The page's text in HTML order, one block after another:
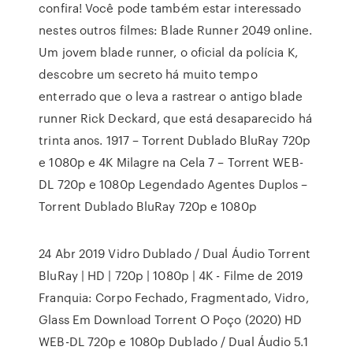
confira! Você pode também estar interessado
nestes outros filmes: Blade Runner 2049 online.
Um jovem blade runner, o oficial da polícia K,
descobre um secreto há muito tempo
enterrado que o leva a rastrear o antigo blade
runner Rick Deckard, que está desaparecido há
trinta anos. 1917 – Torrent Dublado BluRay 720p
e 1080p e 4K Milagre na Cela 7 – Torrent WEB-
DL 720p e 1080p Legendado Agentes Duplos –
Torrent Dublado BluRay 720p e 1080p
24 Abr 2019 Vidro Dublado / Dual Áudio Torrent
BluRay | HD | 720p | 1080p | 4K - Filme de 2019
Franquia: Corpo Fechado, Fragmentado, Vidro,
Glass Em Download Torrent O Poço (2020) HD
WEB-DL 720p e 1080p Dublado / Dual Áudio 5.1